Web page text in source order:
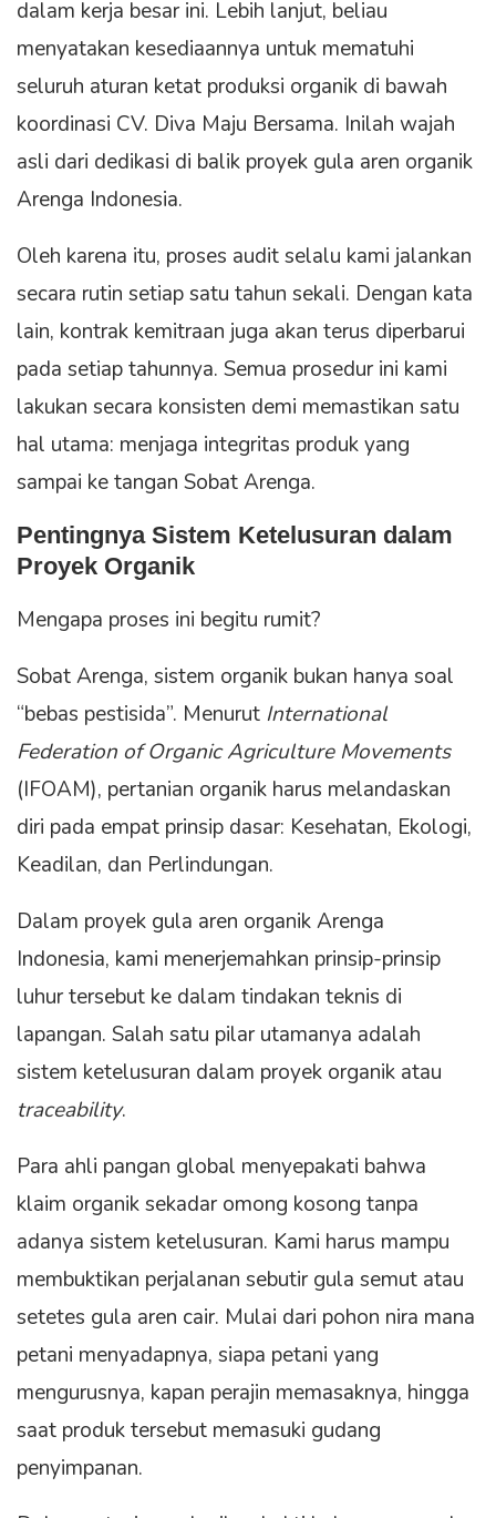
dalam kerja besar ini. Lebih lanjut, beliau
menyatakan kesediaannya untuk mematuhi
seluruh aturan ketat produksi organik di bawah
koordinasi CV. Diva Maju Bersama. Inilah wajah
asli dari dedikasi di balik proyek gula aren organik
Arenga Indonesia.
Oleh karena itu, proses audit selalu kami jalankan
secara rutin setiap satu tahun sekali. Dengan kata
lain, kontrak kemitraan juga akan terus diperbarui
pada setiap tahunnya. Semua prosedur ini kami
lakukan secara konsisten demi memastikan satu
hal utama: menjaga integritas produk yang
sampai ke tangan Sobat Arenga.
Pentingnya Sistem Ketelusuran dalam
Proyek Organik
Mengapa proses ini begitu rumit?
Sobat Arenga, sistem organik bukan hanya soal
“bebas pestisida”. Menurut International
Federation of Organic Agriculture Movements
(IFOAM), pertanian organik harus melandaskan
diri pada empat prinsip dasar: Kesehatan, Ekologi,
Keadilan, dan Perlindungan.
Dalam proyek gula aren organik Arenga
Indonesia, kami menerjemahkan prinsip-prinsip
luhur tersebut ke dalam tindakan teknis di
lapangan. Salah satu pilar utamanya adalah
sistem ketelusuran dalam proyek organik atau
traceability.
Para ahli pangan global menyepakati bahwa
klaim organik sekadar omong kosong tanpa
adanya sistem ketelusuran. Kami harus mampu
membuktikan perjalanan sebutir gula semut atau
setetes gula aren cair. Mulai dari pohon nira mana
petani menyadapnya, siapa petani yang
mengurusnya, kapan perajin memasaknya, hingga
saat produk tersebut memasuki gudang
penyimpanan.